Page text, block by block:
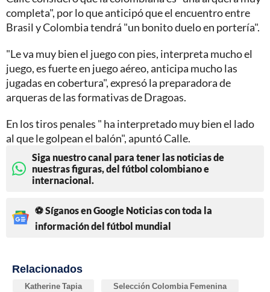
completa", por lo que anticipó que el encuentro entre
Brasil y Colombia tendrá "un bonito duelo en portería".
"Le va muy bien el juego con pies, interpreta mucho el
juego, es fuerte en juego aéreo, anticipa mucho las
jugadas en cobertura", expresó la preparadora de
arqueras de las formativas de Dragoas.
En los tiros penales " ha interpretado muy bien el lado
al que le golpean el balón", apuntó Calle.
Siga nuestro canal para tener las noticias de
nuestras figuras, del fútbol colombiano e
internacional.
⚽ Síganos en Google Noticias con toda la
información del fútbol mundial
Relacionados
Katherine Tapia Selección Colombia Femenina